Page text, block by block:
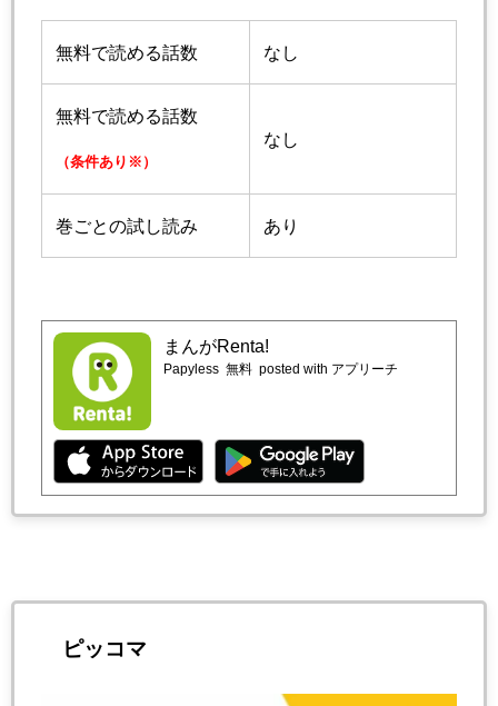
無料で読める話数 なし
無料で読める話数
（条件あり※）
なし
巻ごとの試し読み あり
まんがRenta!
Papyless 無料 posted with アプリーチ
ピッコマ